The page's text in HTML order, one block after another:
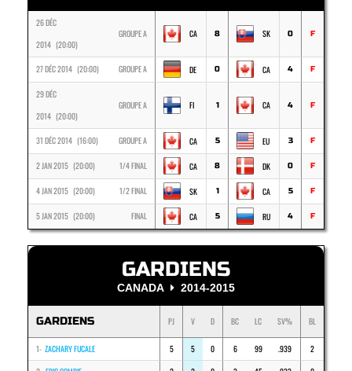
26 DÉC
2014 (20:00)
GROUPE A CA 8 SK 0 F
27 DÉC 2014 (20:00) GROUPE A DE 0 CA 4 F
29 DÉC
2014 (20:00)
GROUPE A FI 1 CA 4 F
31 DÉC 2014 (16:00) GROUPE A CA 5 EU 3 F
2 JAN 2015 (20:00) 1/4 FINAL CA 8 DK 0 F
4 JAN 2015 (20:00) 1/2 FINAL SK 1 CA 5 F
5 JAN 2015 (20:00) FINAL CA 5 RU 4 F
GARDIENS
CANADA 2014-2015
GARDIENS PJ V D BC LC SV% BL
1- ZACHARY FUCALE 5 5 0 6 99 .939
2